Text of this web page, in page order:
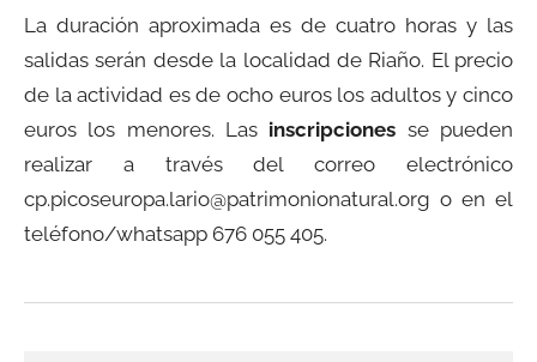
La duración aproximada es de cuatro horas y las
salidas serán desde la localidad de Riaño. El precio
de la actividad es de ocho euros los adultos y cinco
euros los menores. Las inscripciones se pueden
realizar a través del correo electrónico
cp.picoseuropa.lario@patrimonionatural.org o en el
teléfono/whatsapp 676 055 405.